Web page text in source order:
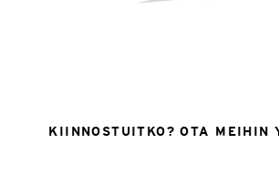
KIINNOSTUITKO? OTA MEIHIN